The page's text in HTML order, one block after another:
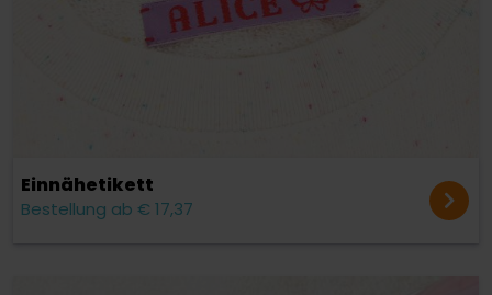
Einnäh­etikett
Bestellung ab € 17,37